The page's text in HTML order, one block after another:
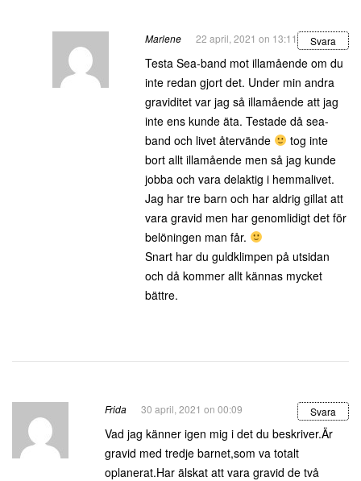
Marlene 22 april, 2021 on 13:11 Svara
Testa Sea-band mot illamående om du
inte redan gjort det. Under min andra
graviditet var jag så illamående att jag
inte ens kunde äta. Testade då sea-
band och livet återvände
tog inte
bort allt illamående men så jag kunde
jobba och vara delaktig i hemmalivet.
Jag har tre barn och har aldrig gillat att
vara gravid men har genomlidigt det för
belöningen man får.
Snart har du guldklimpen på utsidan
och då kommer allt kännas mycket
bättre.
Frida 30 april, 2021 on 00:09 Svara
Vad jag känner igen mig i det du beskriver.Är
gravid med tredje barnet,som va totalt
oplanerat.Har älskat att vara gravid de två